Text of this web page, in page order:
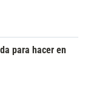
para hacer en